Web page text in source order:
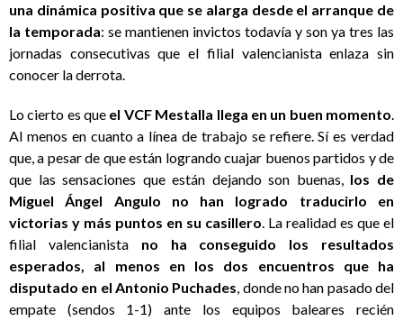
una dinámica positiva que se alarga desde el arranque de
la temporada: se mantienen invictos todavía y son ya tres las
jornadas consecutivas que el filial valencianista enlaza sin
conocer la derrota.
Lo cierto es que el VCF Mestalla llega en un buen momento.
Al menos en cuanto a línea de trabajo se refiere. Sí es verdad
que, a pesar de que están logrando cuajar buenos partidos y de
que las sensaciones que están dejando son buenas, los de
Miguel Ángel Angulo no han logrado traducirlo en
victorias y más puntos en su casillero. La realidad es que el
filial valencianista no ha conseguido los resultados
esperados, al menos en los dos encuentros que ha
disputado en el Antonio Puchades, donde no han pasado del
empate (sendos 1-1) ante los equipos baleares recién